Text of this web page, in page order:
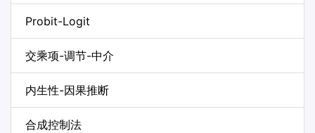
Probit-Logit
交乘项-调节-中介
内生性-因果推断
合成控制法